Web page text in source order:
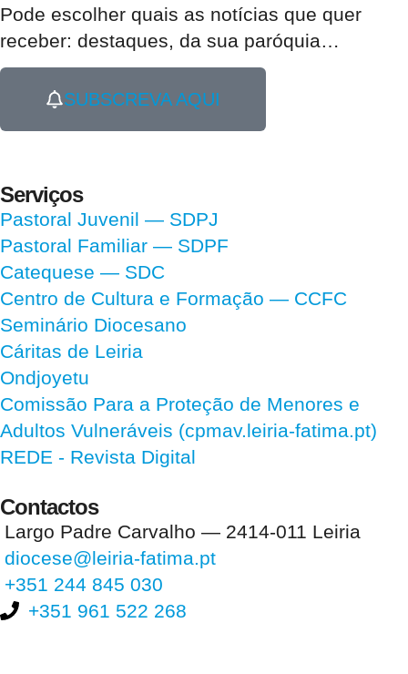
Pode escolher quais as notícias que quer
receber: destaques, da sua paróquia…
SUBSCREVA AQUI
Serviços
Pastoral Juvenil — SDPJ
Pastoral Familiar — SDPF
Catequese — SDC
Centro de Cultura e Formação — CCFC
Seminário Diocesano
Cáritas de Leiria
Ondjoyetu
Comissão Para a Proteção de Menores e
Adultos Vulneráveis (cpmav.leiria-fatima.pt)
REDE - Revista Digital
Contactos
Largo Padre Carvalho — 2414-011 Leiria
diocese@leiria-fatima.pt
+351 244 845 030
+351 961 522 268